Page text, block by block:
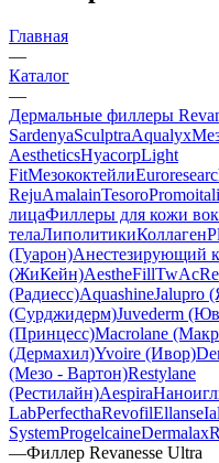
Главная
—
Каталог
—
Дермальные филлеры
SardenyaSculptraAqualyx
AestheticsHyacorpLight
FitМезококтейли
RejuAmalainTesoro
лицаФиллеры для кожи
телаЛиполитикиКоллаген
(Гуарон)Анестезирующий
(ЖиКейн)AestheFillTwAc
(Радиесс)AquashineJalupro
(Сурджидерм)Juvederm
(Принцесс)Macrolane
(Дермахил)Yvoire (Ивор)
(Мезо - Вартон)Restylane
(Рестилайн)Aespira
LabPerfecthaRevofilEllanse
SystemProgelcaineDermalax
—Филлер Revanesse Ultra